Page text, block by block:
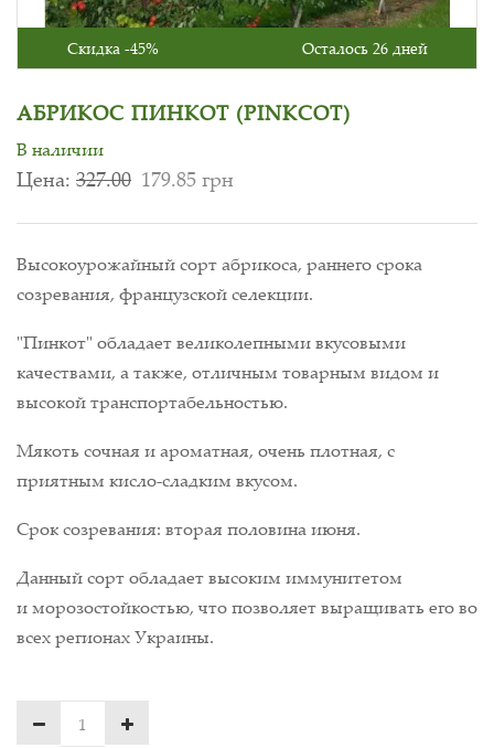
Скидка -45% Осталось 26 дней
АБРИКОС ПИНКОТ (PINKCOT)
В наличии
Цена: 327.00 179.85 грн
Высокоурожайный сорт абрикоса, раннего срока
созревания, французской селекции.
"Пинкот" обладает великолепными вкусовыми
качествами, а также, отличным товарным видом и
высокой транспортабельностью.
Мякоть сочная и ароматная, очень плотная, с
приятным кисло-сладким вкусом.
Срок созревания: вторая половина июня.
Данный сорт обладает высоким иммунитетом
и морозостойкостью, что позволяет выращивать его во
всех регионах Украины.